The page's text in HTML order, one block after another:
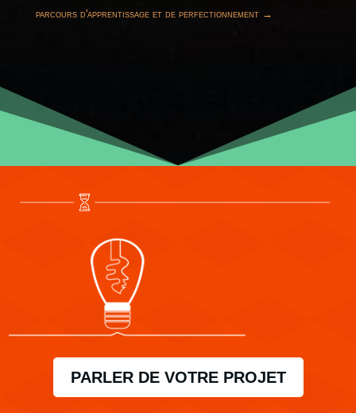
parcours d'apprentissage et de perfectionnement→
PARLER DE VOTRE PROJET